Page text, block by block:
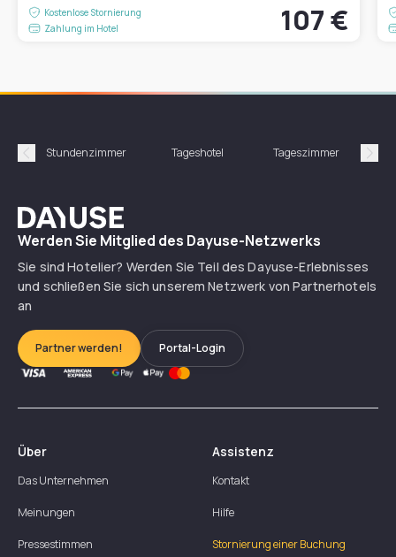
Kostenlose Stornierung
Zahlung im Hotel
107 €
Précédent
Stundenzimmer Tageshotel Tageszimmer
Dayuse
Werden Sie Mitglied des Dayuse-Netzwerks
Sie sind Hotelier? Werden Sie Teil des Dayuse-Erlebnisses
und schließen Sie sich unserem Netzwerk von Partnerhotels
an
Partner werden! Portal-Login
Über
Das Unternehmen
Meinungen
Pressestimmen
Assistenz
Kontakt
Hilfe
Stornierung einer Buchung